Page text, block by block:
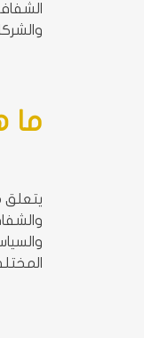
ما
يتعلق